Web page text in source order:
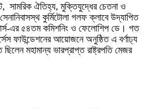
২য়
বাংলাদেশ
লিবারেশন
ওয়ার
কোর্সের
ঐতিহ্য, মুক্তিযুদ্ধের চেতনা ও
কুর্মিটোলা গলফ ক্লাবে উদ্‌যাপিত
এর ৫৪তম কমিশনিং ও ফেলোশিপ ডে। গত
ফাউন্ডেশনের আয়োজনে অনুষ্ঠিত এ বর্ণাঢ্য
মহামান্য ভারপ্রাপ্ত রাষ্ট্রপতি মেজর